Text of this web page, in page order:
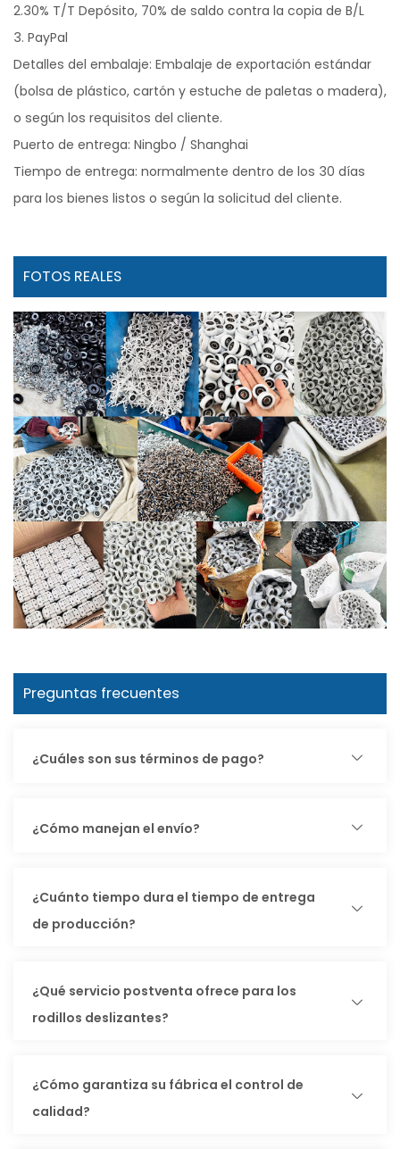
2.30% T/T Depósito, 70% de saldo contra la copia de B/L
3. PayPal
Detalles del embalaje: Embalaje de exportación estándar
(bolsa de plástico, cartón y estuche de paletas o madera),
o según los requisitos del cliente.
Puerto de entrega: Ningbo / Shanghai
Tiempo de entrega: normalmente dentro de los 30 días
para los bienes listos o según la solicitud del cliente.
FOTOS REALES
Preguntas frecuentes
¿Cuáles son sus términos de pago?
¿Cómo manejan el envío?
¿Cuánto tiempo dura el tiempo de entrega
de producción?
¿Qué servicio postventa ofrece para los
rodillos deslizantes?
¿Cómo garantiza su fábrica el control de
calidad?